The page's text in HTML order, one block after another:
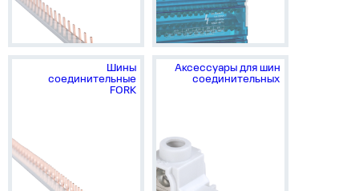
Шины
соединительные
FORK
Аксессуары для шин
соединительных